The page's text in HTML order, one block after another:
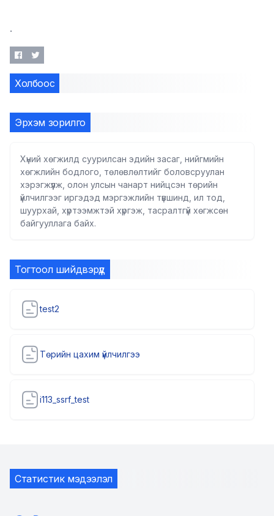
.
Холбоос
Эрхэм зорилго
Хүний хөгжилд суурилсан эдийн засаг, нийгмийн
хөгжлийн бодлого, төлөвлөлтийг боловсруулан
хэрэгжүүлж, олон улсын чанарт нийцсэн төрийн
үйлчилгээг иргэдэд мэргэжлийн түвшинд, ил тод,
шуурхай, хүртээмжтэй хүргэж, тасралтгүй хөгжсөн
байгууллага байх.
Тогтоол шийдвэрүүд
test2
Төрийн цахим үйлчилгээ
i113_ssrf_test
Статистик мэдээлэл